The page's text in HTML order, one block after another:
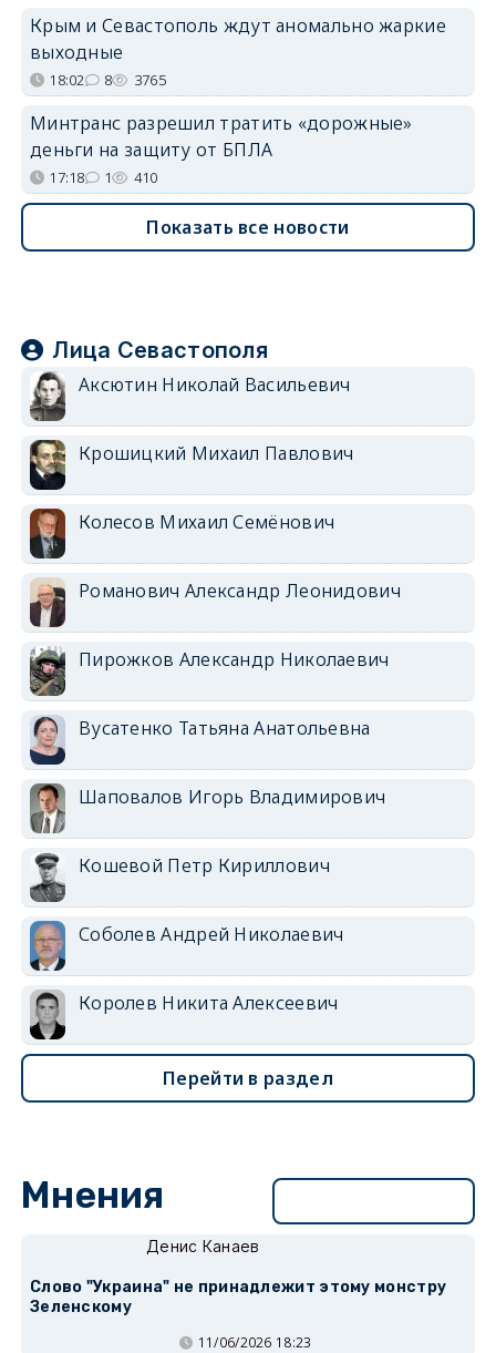
Крым и Севастополь ждут аномально жаркие
выходные
18:02 8 3765
Минтранс разрешил тратить «дорожные»
деньги на защиту от БПЛА
17:18 1 410
Показать все новости
Лица Севастополя
Аксютин Николай Васильевич
Крошицкий Михаил Павлович
Колесов Михаил Семёнович
Романович Александр Леонидович
Пирожков Александр Николаевич
Вусатенко Татьяна Анатольевна
Шаповалов Игорь Владимирович
Кошевой Петр Кириллович
Соболев Андрей Николаевич
Королев Никита Алексеевич
Перейти в раздел
Мнения
Денис Канаев
Слово "Украина" не принадлежит этому монстру
Зеленскому
11/06/2026 18:23